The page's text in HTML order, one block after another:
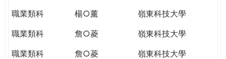
職業類科
楊○薰
嶺東科技大學
職業類科
詹○菱
嶺東科技大學
職業類科
詹○菱
嶺東科技大學